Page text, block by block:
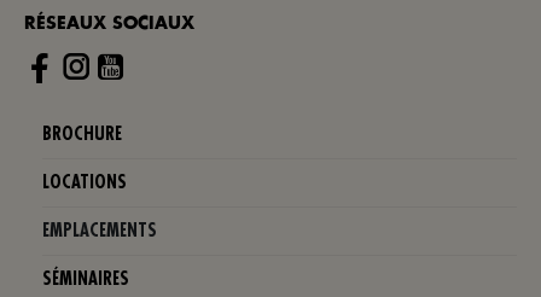
RÉSEAUX SOCIAUX
Instagram
BROCHURE
LOCATIONS
EMPLACEMENTS
SÉMINAIRES